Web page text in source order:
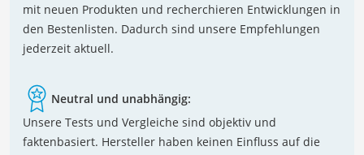
mit neuen Produkten und recherchieren Entwicklungen in
den Bestenlisten. Dadurch sind unsere Empfehlungen
jederzeit aktuell.
Neutral und unabhängig:
Unsere Tests und Vergleiche sind objektiv und
faktenbasiert. Hersteller haben keinen Einfluss auf die